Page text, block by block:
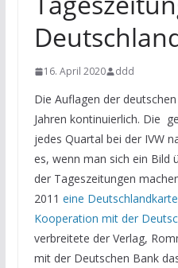
16. April 2020 ddd
Die Auflagen der
Jahren kontinuierlich. Die
jedes Quartal bei der IVW
es, wenn man sich ein Bild
der Tageszeitungen
2011 eine
Kooperation mit der
verbreitete der Verlag,
mit der Deutschen Bank